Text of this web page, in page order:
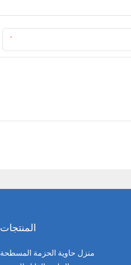
المنتجات
منزل حاوية الحزمة المسطحة